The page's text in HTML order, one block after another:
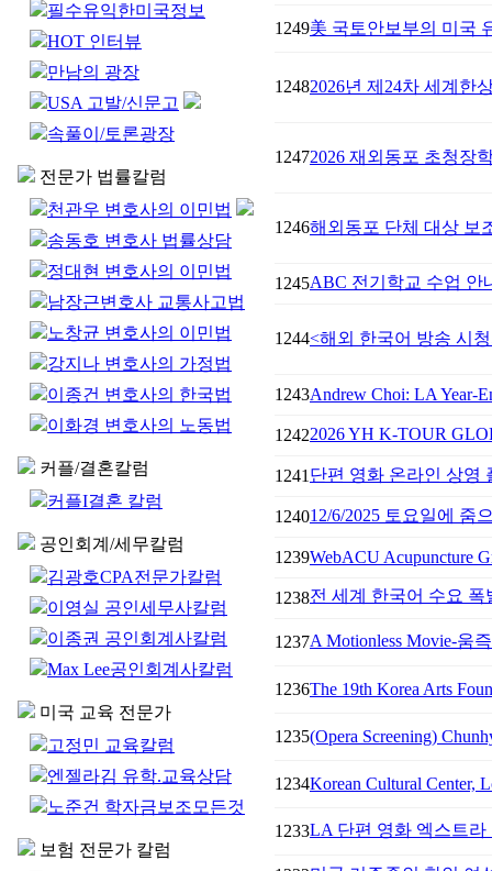
필수유익한미국정보
HOT 인터뷰
만남의 광장
USA 고발/신문고
속풀이/토론광장
전문가 법률칼럼
천관우 변호사의 이민법
송동호 변호사 법률상담
정대현 변호사의 이민법
남장근변호사 교통사고법
노창균 변호사의 이민법
강지나 변호사의 가정법
이종건 변호사의 한국법
이화경 변호사의 노동법
커플/결혼칼럼
커플I결혼 칼럼
공인회계/세무칼럼
김광호CPA전문가칼럼
이영실 공인세무사칼럼
이종권 공인회계사칼럼
Max Lee공인회계사칼럼
미국 교육 전문가
고정민 교육칼럼
엔젤라김 유학.교육상담
노준건 학자금보조모든것
보험 전문가 칼럼
1249美 국토안보부의 미국
12482026년 제24차 세계한
12472026 재외동포 초청장
1246해외동포 단체 대상 보
1245ABC 전기학교 수업 안
1244<해외 한국어 방송 시
1243Andrew Choi: LA Year-
12422026 YH K-TOUR
1241 단편 영화 온라인 상영
124012/6/2025 토요일에 줌
1239WebACU Acupuncture
1238전 세계 한국어 수요
1237A Motionless Movie-움
1236The 19th Korea Arts
1235(Opera Screening)
1234Korean Cultural Center,
1233LA 단편 영화 엑스트